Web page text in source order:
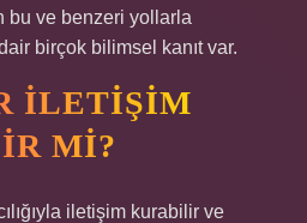
bu ve benzeri yollarla
birçok bilimsel kanıt var.
ILETIŞIM
MI?
iletişim kurabilir ve